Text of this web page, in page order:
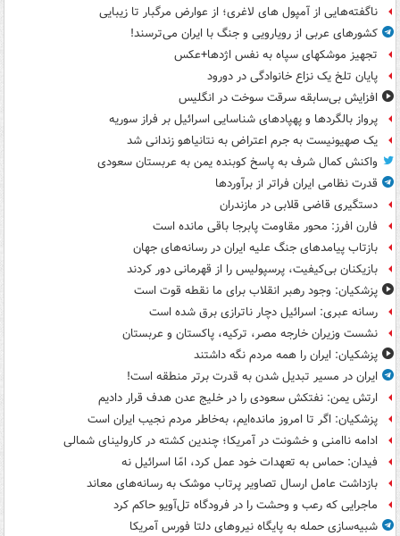
ناگفته‌هایی از آمپول های لاغری؛ از عوارض مرگبار تا زیبایی
کشورهای عربی از رویارویی و جنگ با ایران می‌ترسند!
تجهیز موشکهای سپاه به نفس اژدها+عکس
پایان تلخ یک نزاع خانوادگی در دورود
افزایش بی‌سابقه سرقت سوخت در انگلیس
پرواز بالگردها و پهپادهای شناسایی اسرائیل بر فراز سوریه
یک صهیونیست به جرم اعتراض به نتانیاهو زندانی شد
واکنش کمال شرف به پاسخ کوبنده یمن به عربستان سعودی
قدرت نظامی ایران فراتر از برآوردها
دستگیری قاضی قلابی در مازندران
فارن افرز: محور مقاومت پابرجا باقی مانده است
بازتاب پیامدهای جنگ علیه ایران در رسانه‌های جهان
بازیکنان بی‌کیفیت، پرسپولیس را از قهرمانی دور کردند
پزشکیان: وجود رهبر انقلاب برای ما نقطه قوت است
رسانه عبری: اسرائیل دچار ناترازی برق شده است
نشست وزیران خارجه مصر، ترکیه، پاکستان و عربستان
پزشکیان: ایران را همه مردم نگه داشتند
ایران در مسیر تبدیل شدن به قدرت برتر منطقه است!
ارتش یمن: نفتکش سعودی را در خلیج عدن هدف قرار دادیم
پزشکیان: اگر تا امروز مانده‌ایم، به‌خاطر مردم نجیب ایران است
ادامه ناامنی و خشونت در آمریکا؛ چندین کشته در کارولینای شمالی
فیدان: حماس به تعهدات خود عمل کرد، امّا اسرائیل نه
بازداشت عامل ارسال تصاویر پرتاب موشک به رسانه‌های معاند
ماجرایی که رعب و وحشت را در فرودگاه تل‌آویو حاکم کرد
شبیه‌سازی حمله به پایگاه نیروهای دلتا فورس آمریکا